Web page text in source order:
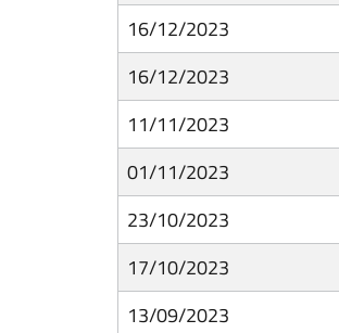
16/12/2023
16/12/2023
11/11/2023
01/11/2023
23/10/2023
17/10/2023
13/09/2023